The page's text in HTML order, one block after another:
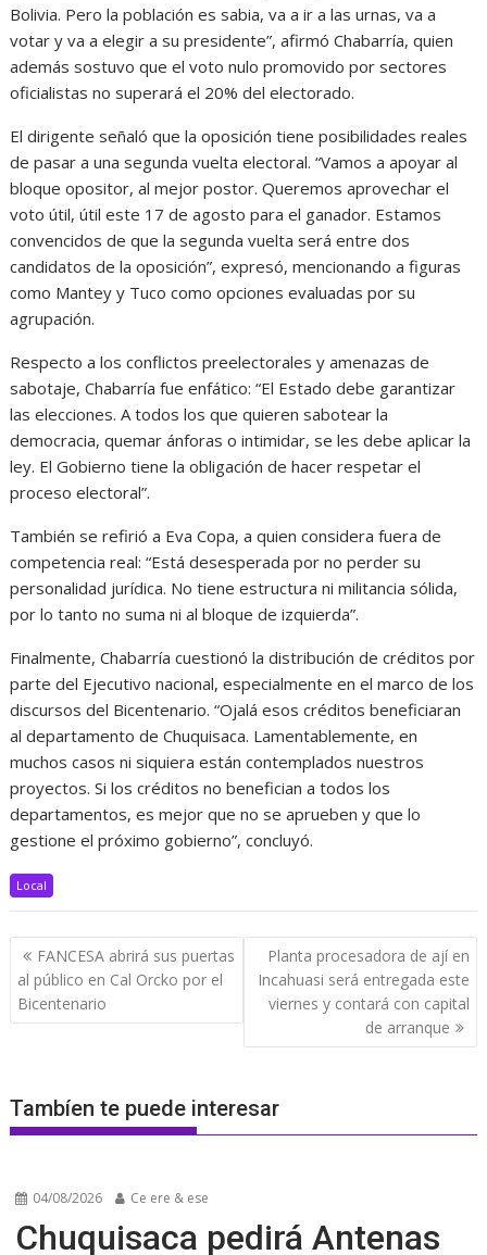
Bolivia. Pero la población es sabia, va a ir a las urnas, va a
votar y va a elegir a su presidente”, afirmó Chabarría, quien
además sostuvo que el voto nulo promovido por sectores
oficialistas no superará el 20% del electorado.
El dirigente señaló que la oposición tiene posibilidades reales
de pasar a una segunda vuelta electoral. “Vamos a apoyar al
bloque opositor, al mejor postor. Queremos aprovechar el
voto útil, útil este 17 de agosto para el ganador. Estamos
convencidos de que la segunda vuelta será entre dos
candidatos de la oposición”, expresó, mencionando a figuras
como Mantey y Tuco como opciones evaluadas por su
agrupación.
Respecto a los conflictos preelectorales y amenazas de
sabotaje, Chabarría fue enfático: “El Estado debe garantizar
las elecciones. A todos los que quieren sabotear la
democracia, quemar ánforas o intimidar, se les debe aplicar la
ley. El Gobierno tiene la obligación de hacer respetar el
proceso electoral”.
También se refirió a Eva Copa, a quien considera fuera de
competencia real: “Está desesperada por no perder su
personalidad jurídica. No tiene estructura ni militancia sólida,
por lo tanto no suma ni al bloque de izquierda”.
Finalmente, Chabarría cuestionó la distribución de créditos por
parte del Ejecutivo nacional, especialmente en el marco de los
discursos del Bicentenario. “Ojalá esos créditos beneficiaran
al departamento de Chuquisaca. Lamentablemente, en
muchos casos ni siquiera están contemplados nuestros
proyectos. Si los créditos no benefician a todos los
departamentos, es mejor que no se aprueben y que lo
gestione el próximo gobierno”, concluyó.
Local
Navegación
de
entradas
FANCESA abrirá sus puertas
al público en Cal Orcko por el
Bicentenario
Planta procesadora de ají en
Incahuasi será entregada este
viernes y contará con capital
de arranque
Tambíen te puede interesar
04/08/2026 Ce ere & ese
Chuquisaca pedirá Antenas